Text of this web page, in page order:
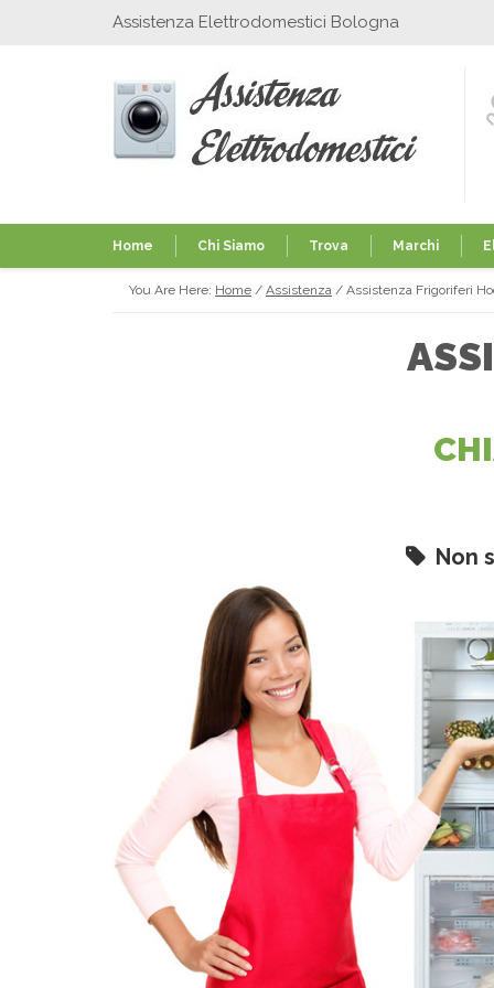
Assistenza Elettrodomestici Bologna
Home Chi Siamo Trova Marchi
You Are Here: Home / Assistenza / Assistenza Frigoriferi
Non